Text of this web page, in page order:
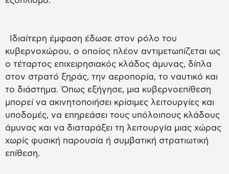
Ιδιαίτερη έμφαση έδωσε στον ρόλο του
κυβερνοχώρου, ο οποίος πλέον αντιμετωπίζεται ως
ο τέταρτος επιχειρησιακός κλάδος άμυνας, δίπλα
στον στρατό ξηράς, την αεροπορία, το ναυτικό και
το διάστημα. Όπως εξήγησε, μια κυβερνοεπίθεση
μπορεί να ακινητοποιήσει κρίσιμες λειτουργίες και
υποδομές, να επηρεάσει τους υπόλοιπους κλάδους
άμυνας και να διαταράξει τη λειτουργία μιας χώρας
χωρίς φυσική παρουσία ή συμβατική στρατιωτική
επίθεση.